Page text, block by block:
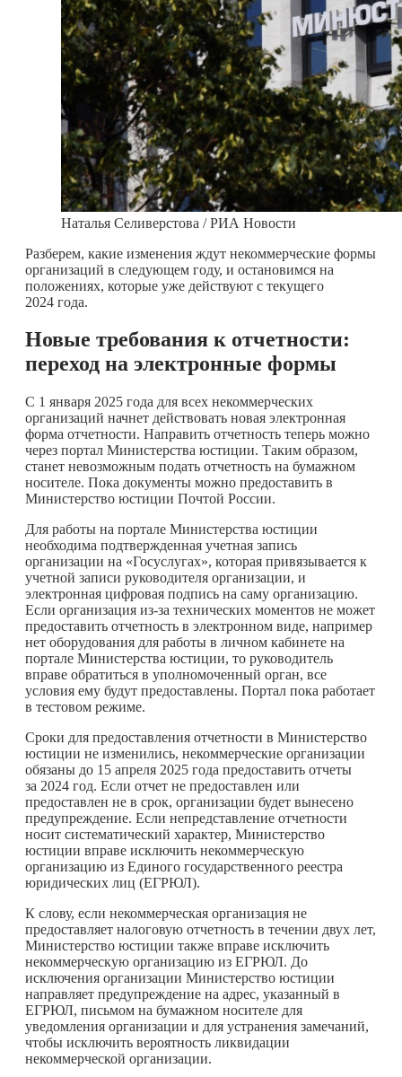
Наталья Селиверстова / РИА Новости
Разберем, какие изменения ждут некоммерческие формы
организаций в следующем году, и остановимся на
положениях, которые уже действуют с текущего
2024 года.
Новые требования к отчетности:
переход на электронные формы
С 1 января 2025 года для всех некоммерческих
организаций начнет действовать новая электронная
форма отчетности. Направить отчетность теперь можно
через портал Министерства юстиции. Таким образом,
станет невозможным подать отчетность на бумажном
носителе. Пока документы можно предоставить в
Министерство юстиции Почтой России.
Для работы на портале Министерства юстиции
необходима подтвержденная учетная запись
организации на «Госуслугах», которая привязывается к
учетной записи руководителя организации, и
электронная цифровая подпись на саму организацию.
Если организация из-за технических моментов не может
предоставить отчетность в электронном виде, например
нет оборудования для работы в личном кабинете на
портале Министерства юстиции, то руководитель
вправе обратиться в уполномоченный орган, все
условия ему будут предоставлены. Портал пока работает
в тестовом режиме.
Сроки для предоставления отчетности в Министерство
юстиции не изменились, некоммерческие организации
обязаны до 15 апреля 2025 года предоставить отчеты
за 2024 год. Если отчет не предоставлен или
предоставлен не в срок, организации будет вынесено
предупреждение. Если непредставление отчетности
носит систематический характер, Министерство
юстиции вправе исключить некоммерческую
организацию из Единого государственного реестра
юридических лиц (ЕГРЮЛ).
К слову, если некоммерческая организация не
предоставляет налоговую отчетность в течении двух лет,
Министерство юстиции также вправе исключить
некоммерческую организацию из ЕГРЮЛ. До
исключения организации Министерство юстиции
направляет предупреждение на адрес, указанный в
ЕГРЮЛ, письмом на бумажном носителе для
уведомления организации и для устранения замечаний,
чтобы исключить вероятность ликвидации
некоммерческой организации.